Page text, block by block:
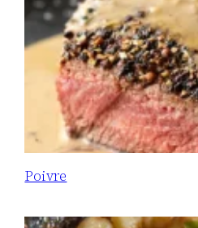
Poivre